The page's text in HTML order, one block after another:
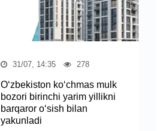
31/07, 14:35 278
O‘zbekiston ko‘chmas mulk
bozori birinchi yarim yillikni
barqaror o‘sish bilan
yakunladi